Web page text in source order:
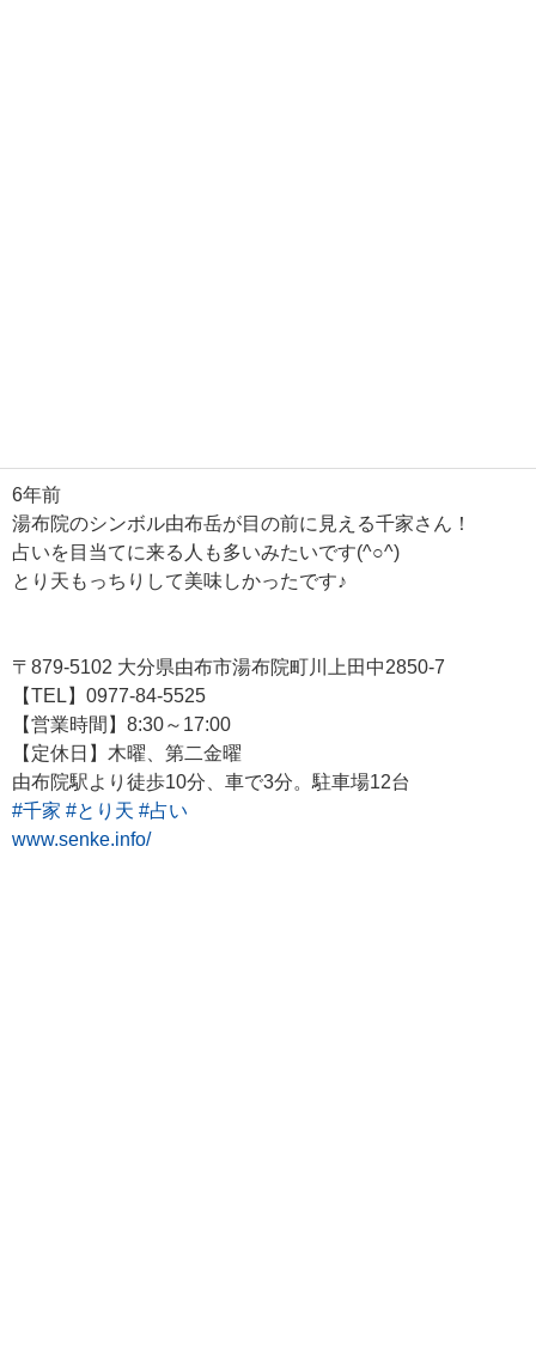
6年前
湯布院のシンボル由布岳が目の前に見える千家さん！
占いを目当てに来る人も多いみたいです(^○^)
とり天もっちりして美味しかったです♪
〒879-5102 大分県由布市湯布院町川上田中2850-7
【TEL】0977-84-5525
【営業時間】8:30～17:00
【定休日】木曜、第二金曜​​
​由布院駅より徒歩10分、車で3分。駐車場12台
#千家 #とり天 #占い
www.senke.info/